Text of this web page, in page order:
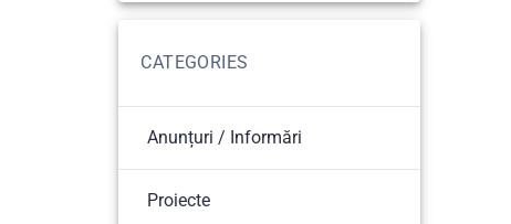
CATEGORIES
Anunțuri / Informări
Proiecte